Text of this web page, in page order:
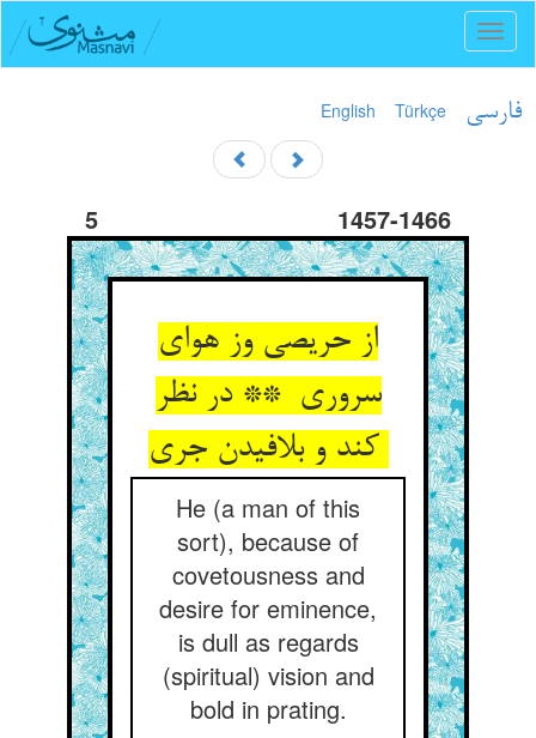
English Türkçe فارسی
5 1457-1466
از حریصی وز هوای
سروری ** در نظر
کند و بلافیدن جری
He (a man of this
sort), because of
covetousness and
desire for eminence,
is dull as regards
(spiritual) vision and
bold in prating.